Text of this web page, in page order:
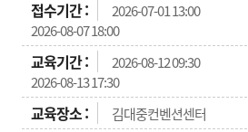
2026-07-01 13:00
2026-08-07 18:00
2026-08-12 09:30
2026-08-13 17:30
김대중컨벤션센터